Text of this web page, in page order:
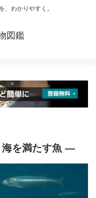
、わかりやすく。
図鑑
を満たす魚 ―